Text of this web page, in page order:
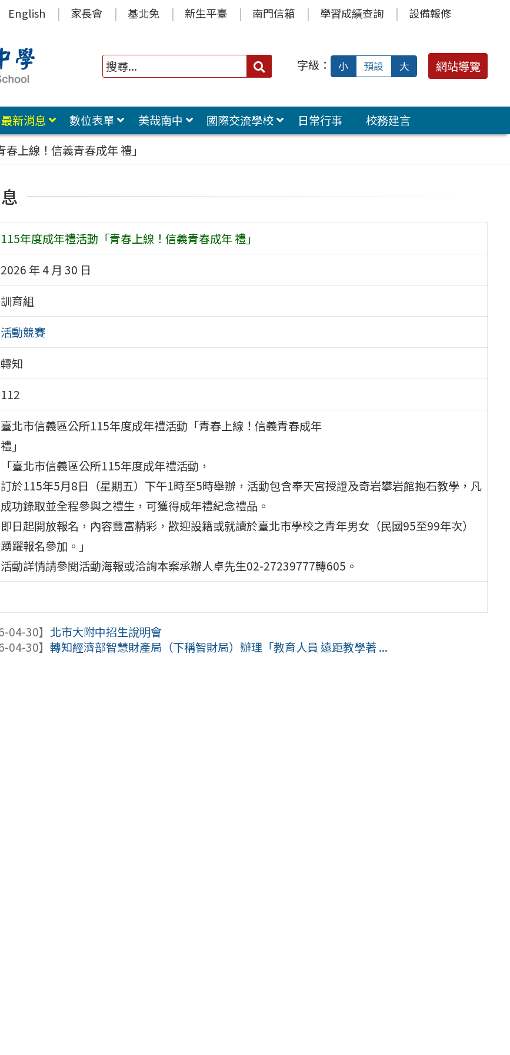
English 家長會 基北免 新生平臺 南門信箱 學習成績查詢 設備報修
搜
字級： 小 預設 大 網站導覽
最新消息 數位表單 美哉南中 國際交流學校 日常行事
校務建言
上線！信義青春成年 禮」
115年度成年禮活動「青春上線！信義青春成年 禮」
2026 年 4 月 30 日
訓育組
活動競賽
轉知
112
臺北市信義區公所115年度成年禮活動「青春上線！信義青春成年
禮」
「臺北市信義區公所115年度成年禮活動，
訂於115年5月8日（星期五）下午1時至5時舉辦，活動包含奉天宮授證及奇岩攀岩館抱石教學，凡
成功錄取並全程參與之禮生，可獲得成年禮紀念禮品。
即日起開放報名，內容豐富精彩，歡迎設籍或就讀於臺北市學校之青年男女（民國95至99年次）
踴躍報名參加。」
活動詳情請參閱活動海報或洽詢本案承辦人卓先生02-27239777轉605。
04-30】 北市大附中招生說明會
04-30】轉知經濟部智慧財產局（下稱智財局）辦理「教育人員 遠距教學著 ...